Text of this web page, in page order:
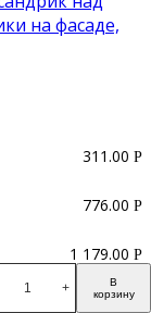
+
В
корзину
311.00 Р
776.00 Р
1 179.00 Р